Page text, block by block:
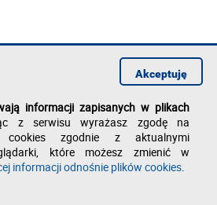
informacji zapisanych w plikach
z serwisu wyrażasz zgodę na
cookies zgodnie z aktualnymi
które możesz zmienić w
informacji odnośnie plików cookies.
Akceptuję